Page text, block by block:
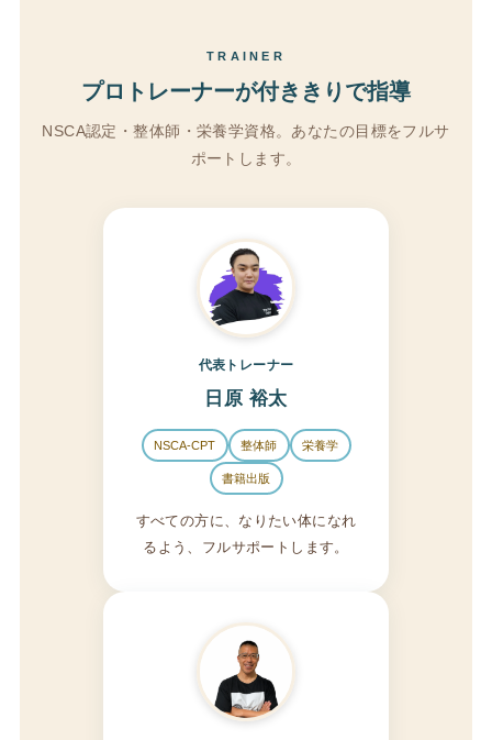
TRAINER
プロトレーナーが付ききりで指導
NSCA認定・整体師・栄養学資格。あなたの目標をフルサ
ポートします。
代表トレーナー
日原 裕太
NSCA-CPT 整体師 栄養学
書籍出版
すべての方に、なりたい体になれ
るよう、フルサポートします。